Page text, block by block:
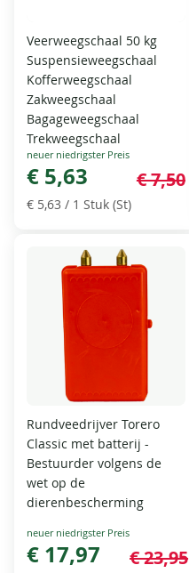
Veerweegschaal 50 kg
Suspensieweegschaal
Kofferweegschaal
Zakweegschaal
Bagageweegschaal
Trekweegschaal
Special
Price
€ 5,63 € 7,50
€ 5,63 / 1 Stuk (St)
Rundveedrijver Torero
Classic met batterij -
Bestuurder volgens de
wet op de
dierenbescherming
Special
Price
€ 17,97 € 23,95